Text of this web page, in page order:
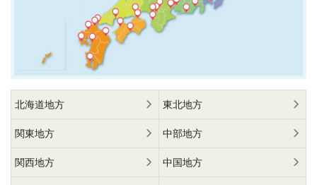
北海道地方 東北地方
関東地方 中部地方
関西地方 中国地方